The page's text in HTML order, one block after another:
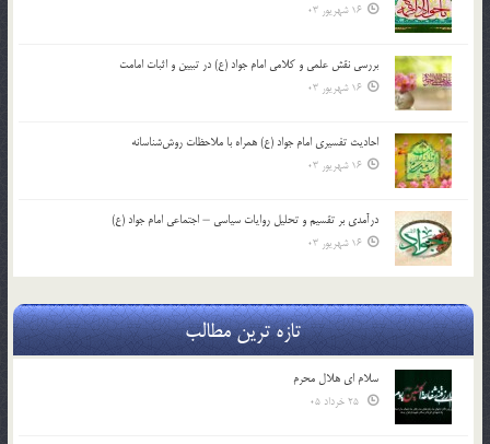
16 شهریور 03
بررسی نقش علمی و کلامی امام جواد (ع) در تبیین و اثبات امامت
16 شهریور 03
احادیث تفسیری امام جواد (ع) همراه با ملاحظات روش‌شناسانه
16 شهریور 03
درآمدی بر تقسیم و تحلیل روایات سیاسی – اجتماعی امام جواد (ع)
16 شهریور 03
تازه ترین مطالب
سلام ای هلال محرم